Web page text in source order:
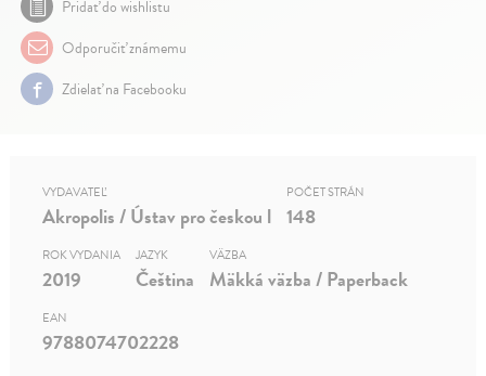
Pridať do wishlistu
Odporučiť známemu
Zdielať na Facebooku
VYDAVATEĽ
Akropolis / Ústav pro českou l
POČET STRÁN
148
ROK VYDANIA
2019
JAZYK
Čeština
VÄZBA
Mäkká väzba / Paperback
EAN
9788074702228